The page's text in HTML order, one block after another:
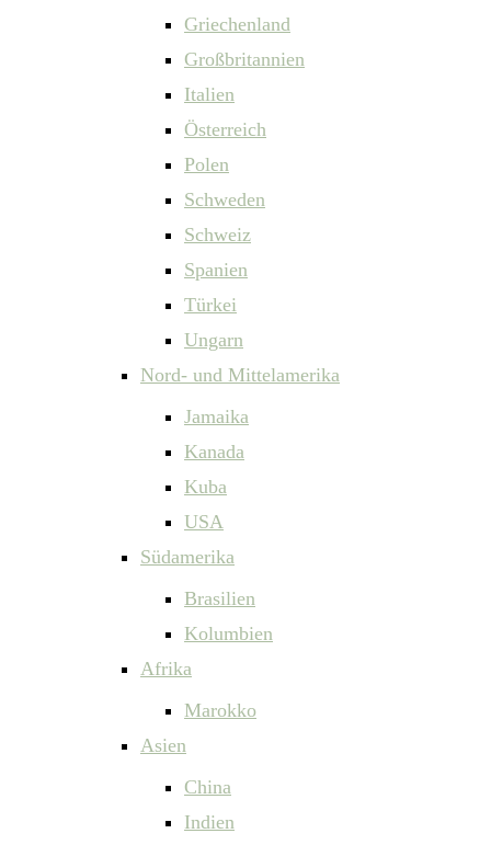
Griechenland
Großbritannien
Italien
Österreich
Polen
Schweden
Schweiz
Spanien
Türkei
Ungarn
Nord- und Mittelamerika
Jamaika
Kanada
Kuba
USA
Südamerika
Brasilien
Kolumbien
Afrika
Marokko
Asien
China
Indien